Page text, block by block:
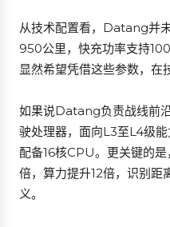
从技术配置看，Datang并
950公里，快充功率支持
显然希望凭借这些参数，在
如果说Datang负责战线前
驶处理器，面向L3至L4级
配备16核CPU。更关键的
倍，算力提升12倍，识别
义。